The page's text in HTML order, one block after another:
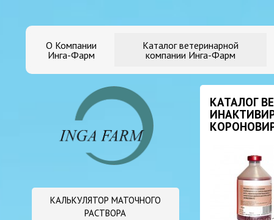
О Компании
Инга-Фарм
Каталог ветеринарной
компании Инга-Фарм
КАЛЬКУЛЯТОР МАТОЧНОГО
РАСТВОРА
КАТАЛОГ